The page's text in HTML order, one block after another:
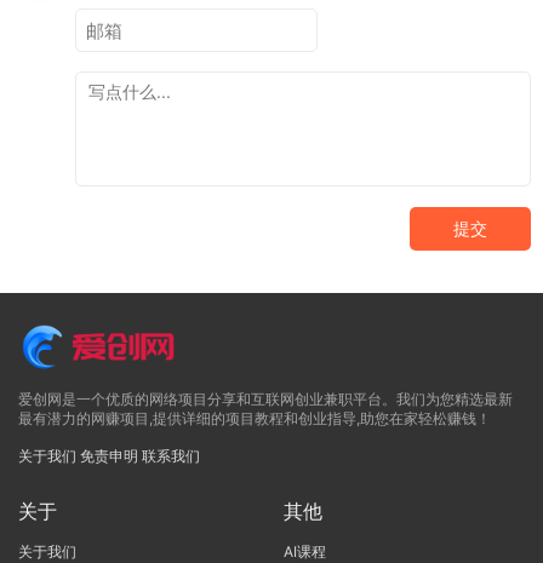
提交
爱创网是一个优质的网络项目分享和互联网创业兼职平台。我们为您精选最新
最有潜力的网赚项目,提供详细的项目教程和创业指导,助您在家轻松赚钱！
关于我们 免责申明 联系我们
关于
关于我们
其他
AI课程